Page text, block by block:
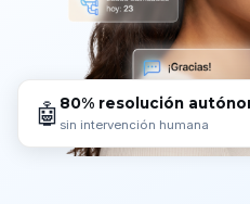
🤖 80% resolución
sin intervención humana